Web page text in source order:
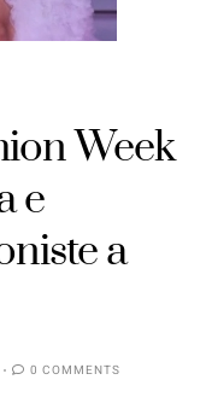
Week
e
a
0 COMMENTS